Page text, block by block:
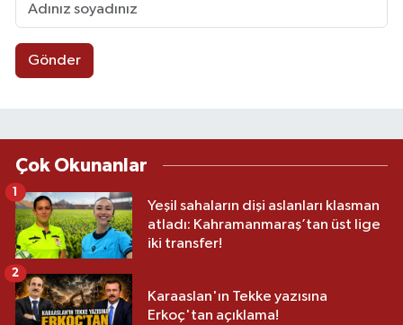
Gönder
Çok Okunanlar
Yeşil sahaların dişi aslanları klasman
atladı: Kahramanmaraş’tan üst lige
iki transfer!
1
Karaaslan'ın Tekke yazısına
Erkoç'tan açıklama!
2